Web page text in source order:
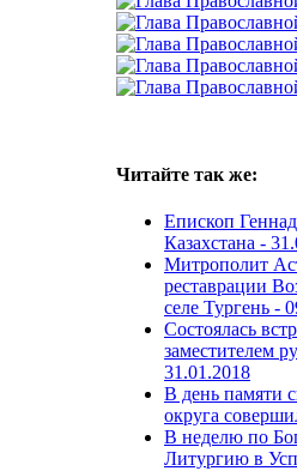
Читайте так же:
Епископ
Казахстана -
Митрополит
реставрации
селе Тургень -
Состоялась
заместителем
31.01.2018
В день памяти
округа
В неделю по
Литургию в